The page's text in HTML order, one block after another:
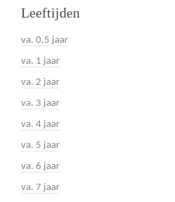
Leeftijden
va. 0,5 jaar
va. 1 jaar
va. 2 jaar
va. 3 jaar
va. 4 jaar
va. 5 jaar
va. 6 jaar
va. 7 jaar